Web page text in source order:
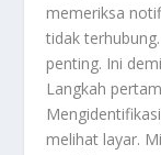
memeriksa
tidak
penting. Ini
Langkah
melihat layar.